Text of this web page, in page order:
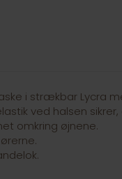
i strækbar Lycra
ved halsen
omkring øjnene.